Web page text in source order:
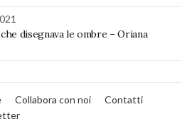
disegnava le ombre – Oriana
Collabora con noi
Contatti